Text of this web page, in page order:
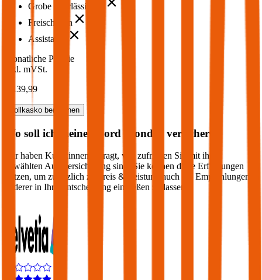
Grobe Fahrlässigkeit
Freischaden
Assistance
Monatliche Prämie
inkl. mVSt.
€ 139,99
Vollkasko berechnen
Wo soll ich meinen Ford Mondeo versichern?
Wir haben Kund:innen befragt, wie zufrieden Sie mit ihrer
gewählten Autoversicherung sind. Sie können diese Erfahrungen
nutzen, um zusätzlich zu Preis & Leistung auch die Empfehlungen
anderer in Ihre Entscheidung einfließen zu lassen: